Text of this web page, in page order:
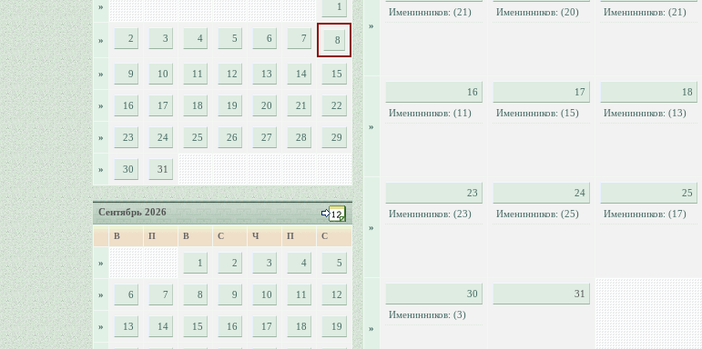
» 1
» 2 3 4 5 6 7 8
» 9 10 11 12 13 14 15
» 16 17 18 19 20 21 22
» 23 24 25 26 27 28 29
» 30 31
Сентябрь 2026
В П В С Ч П С
» 1 2 3 4 5
» 6 7 8 9 10 11 12
» 13 14 15 16 17 18 19
»
Именинников: (21)
Именинников: (20)
Именинников: (21)
»
16
Именинников: (11)
17
Именинников: (15)
18
Именинников: (13)
»
23
Именинников: (23)
24
Именинников: (25)
25
Именинников: (17)
»
30
Именинников: (3)
31